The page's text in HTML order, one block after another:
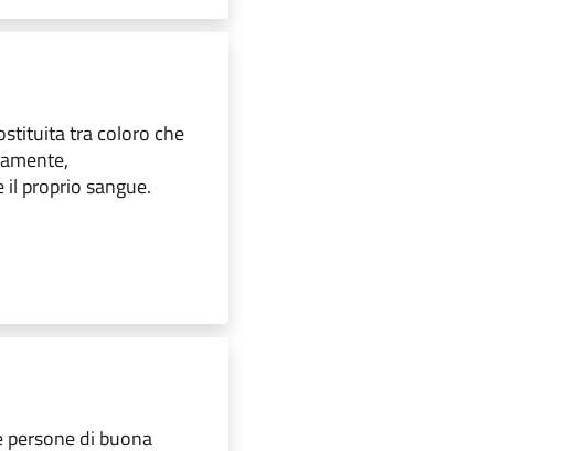
tra coloro che
proprio sangue.
persone di buona